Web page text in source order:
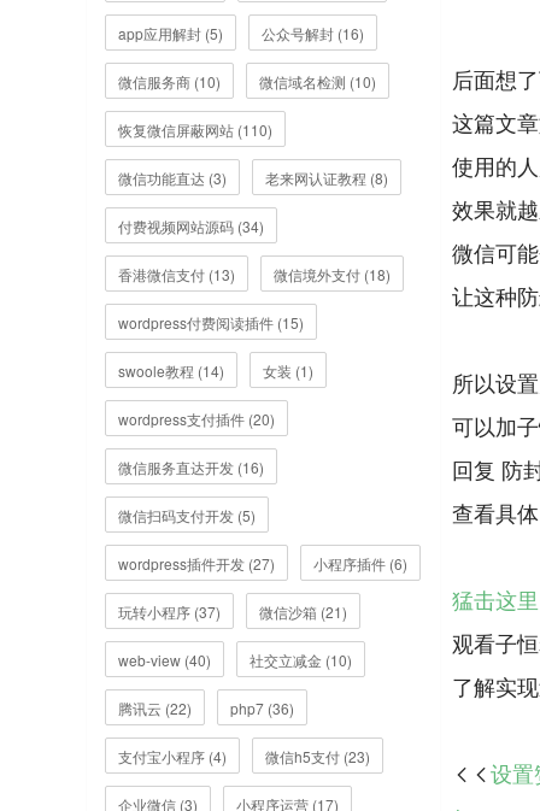
app应用解封 (5) 公众号解封 (16)
微信服务商 (10) 微信域名检测 (10)
恢复微信屏蔽网站 (110)
微信功能直达 (3) 老来网认证教程 (8)
付费视频网站源码 (34)
香港微信支付 (13) 微信境外支付 (18)
wordpress付费阅读插件 (15)
swoole教程 (14) 女装 (1)
wordpress支付插件 (20)
微信服务直达开发 (16)
微信扫码支付开发 (5)
wordpress插件开发 (27) 小程序插件 (6)
玩转小程序 (37) 微信沙箱 (21)
web-view (40) 社交立减金 (10)
腾讯云 (22) php7 (36)
支付宝小程序 (4) 微信h5支付 (23)
企业微信 (3) 小程序运营 (17)
后面想
这篇文
使用的
效果就
微信可
让这种
所以设
可以加
回复 防
查看具
猛击这里
观看子
 设